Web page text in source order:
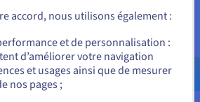
des
pour toute entreprise utilisant des
qu'il s'agisse de solutions
Unis
Anglais USD - $
ou
accord, nous utilisons également :
et de personnalisation :
d’améliorer votre navigation
et usages ainsi que de mesurer
nos pages ;